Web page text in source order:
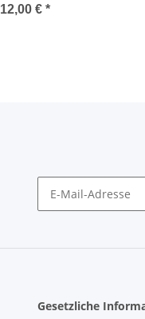
vergoldet
12,00 € *
Gesetzliche